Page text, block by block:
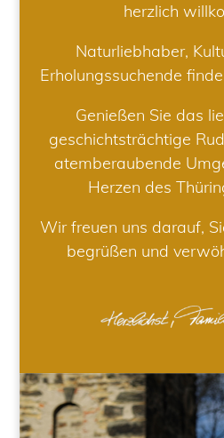
herzlich
Naturliebhaber,
Erholungssuchende
Genießen Sie das
geschichtsträchtige
atemberaubende
Herzen des
Wir freuen uns darauf,
begrüßen und